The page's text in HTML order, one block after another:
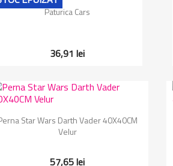
Vizualizare rapida
Paturica Cars
36,91 lei
Vizualizare rapida
Star Wars Darth Vader 40X40CM
Velur
57,65 lei